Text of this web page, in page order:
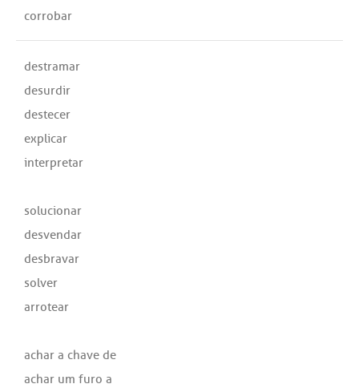
corrobar
destramar
desurdir
destecer
explicar
interpretar
solucionar
desvendar
desbravar
solver
arrotear
achar a chave de
achar um furo a